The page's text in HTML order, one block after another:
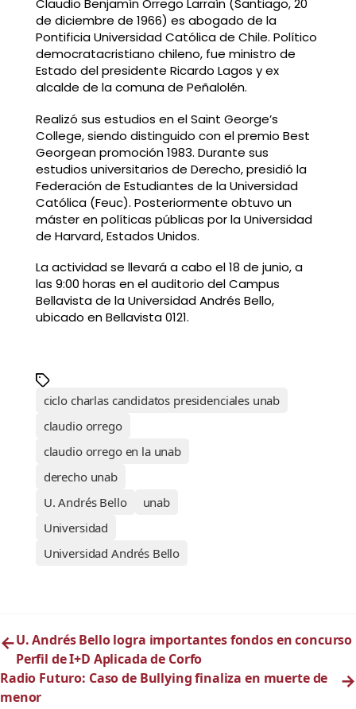
Claudio Benjamín Orrego Larraín (Santiago, 20
de diciembre de 1966) es abogado de la
Pontificia Universidad Católica de Chile. Político
democratacristiano chileno, fue ministro de
Estado del presidente Ricardo Lagos y ex
alcalde de la comuna de Peñalolén.
Realizó sus estudios en el Saint George’s
College, siendo distinguido con el premio Best
Georgean promoción 1983. Durante sus
estudios universitarios de Derecho, presidió la
Federación de Estudiantes de la Universidad
Católica (Feuc). Posteriormente obtuvo un
máster en políticas públicas por la Universidad
de Harvard, Estados Unidos.
La actividad se llevará a cabo el 18 de junio, a
las 9:00 horas en el auditorio del Campus
Bellavista de la Universidad Andrés Bello,
ubicado en Bellavista 0121.
ciclo charlas candidatos presidenciales unab
claudio orrego
claudio orrego en la unab
derecho unab
U. Andrés Bello
unab
Universidad
Universidad Andrés Bello
←U. Andrés Bello logra importantes fondos en concurso
Perfil de I+D Aplicada de Corfo
Radio Futuro: Caso de Bullying finaliza en muerte de
menor
→